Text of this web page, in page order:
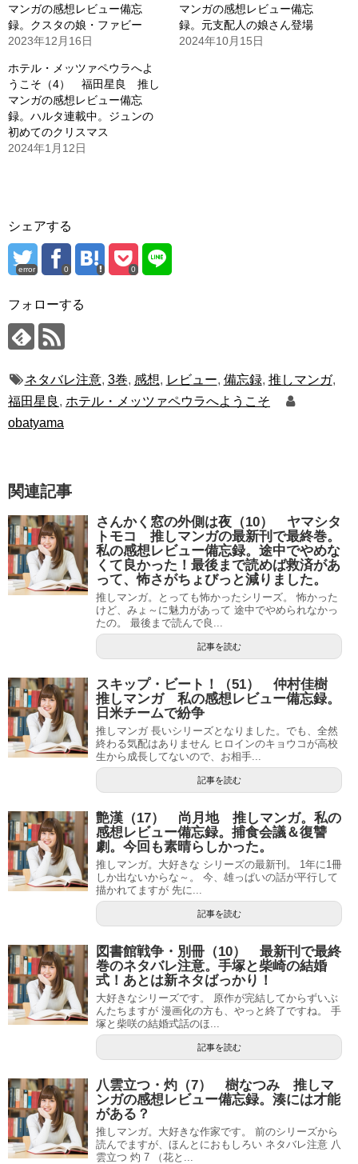
マンガの感想レビュー備忘
録。クスタの娘・ファビー
2023年12月16日
マンガの感想レビュー備忘
録。元支配人の娘さん登場
2024年10月15日
ホテル・メッツァペウラへよ
うこそ（4） 福田星良 推し
マンガの感想レビュー備忘
録。ハルタ連載中。ジュンの
初めてのクリスマス
2024年1月12日
シェアする
error 0 0
フォローする
ネタバレ注意, 3巻, 感想, レビュー, 備忘録, 推しマンガ,
福田星良 , ホテル・メッツァペウラへようこそ
obatyama
関連記事
さんかく窓の外側は夜（10） ヤマシタ
トモコ 推しマンガの最新刊で最終巻。
私の感想レビュー備忘録。途中でやめな
くて良かった！最後まで読めば救済があ
って、怖さがちょびっと減りました。
推しマンガ。とっても怖かったシリーズ。 怖かった
けど、みょ～に魅力があって 途中でやめられなかっ
たの。 最後まで読んで良...
記事を読む
スキップ・ビート！（51） 仲村佳樹
推しマンガ 私の感想レビュー備忘録。
日米チームで紛争
推しマンガ 長いシリーズとなりました。でも、全然
終わる気配はありません ヒロインのキョウコが高校
生から成長してないので、お相手...
記事を読む
艶漢（17） 尚月地 推しマンガ。私の
感想レビュー備忘録。捕食会議＆復讐
劇。今回も素晴らしかった。
推しマンガ。大好きな シリーズの最新刊。 1年に1冊
しか出ないからな～。 今、雄っぱいの話が平行して
描かれてますが 先に...
記事を読む
図書館戦争・別冊（10） 最新刊で最終
巻のネタバレ注意。手塚と柴崎の結婚
式！あとは新ネタばっかり！
大好きなシリーズです。 原作が完結してからずいぶ
んたちますが 漫画化の方も、やっと終了ですね。 手
塚と柴咲の結婚式話のほ...
記事を読む
八雲立つ・灼（7） 樹なつみ 推しマ
ンガの感想レビュー備忘録。湊には才能
がある？
推しマンガ。大好きな作家です。 前のシリーズから
読んでますが、ほんとにおもしろい ネタバレ注意 八
雲立つ 灼 7 （花と...